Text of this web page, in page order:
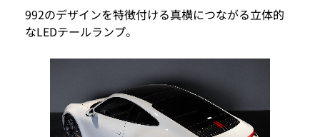
992のデザインを特徴付ける真横につながる立体的
なLEDテールランプ。